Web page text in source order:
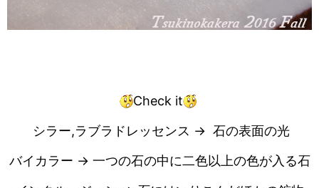
Check it
シラー,ラブラドレッセンス → 石の表面の光
バイカラー → 一つの石の中に二色以上の色が入る石